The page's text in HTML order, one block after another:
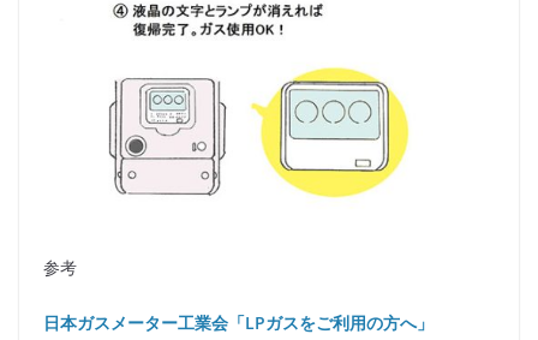
参考
日本ガスメーター工業会「LPガスをご利用の方へ」